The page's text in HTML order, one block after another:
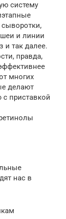
систему
и линии
и так далее.
правда,
многих
делают
приставкой
нас в